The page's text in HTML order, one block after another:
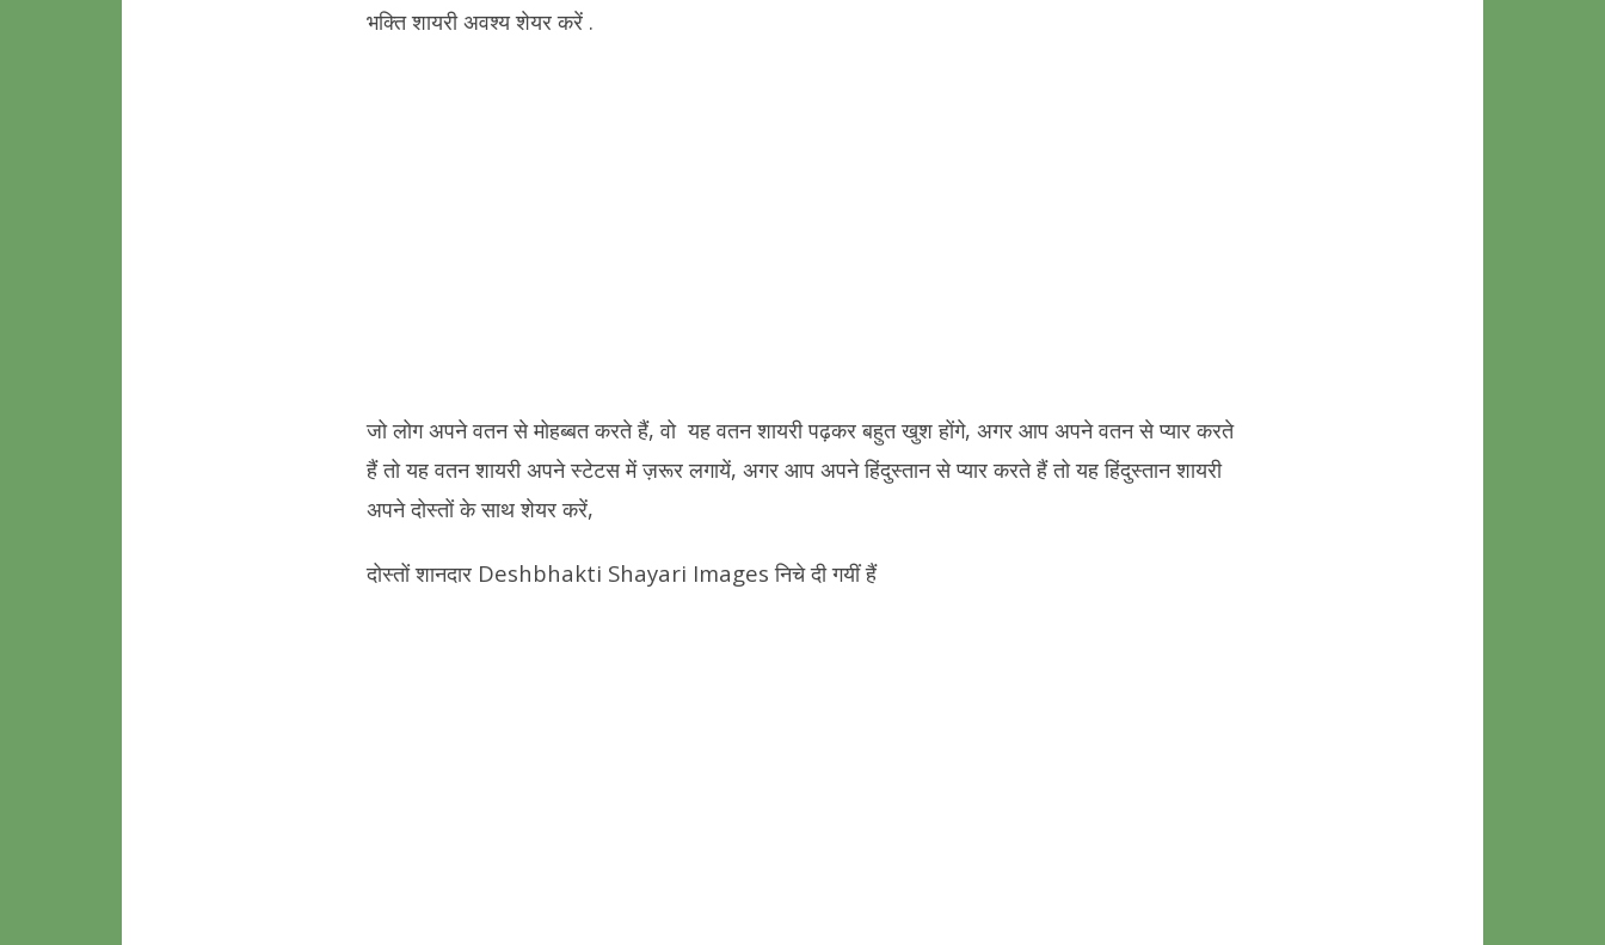
भक्ति शायरी अवश्य शेयर करें .
जो लोग अपने वतन से मोहब्बत करते हैं, वो यह वतन शायरी पढ़कर बहुत खुश होंगे, अगर आप अपने वतन से प्यार करते
हैं तो यह वतन शायरी अपने स्टेटस में ज़रूर लगायें, अगर आप अपने हिंदुस्तान से प्यार करते हैं तो यह हिंदुस्तान शायरी
अपने दोस्तों के साथ शेयर करें,
दोस्तों शानदार Deshbhakti Shayari Images निचे दी गयीं हैं